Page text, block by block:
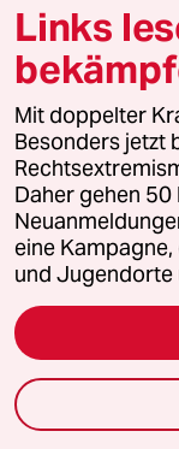
wir
2:1
Links
Mit doppelter
Besonders jetzt
Daher gehen 50
eine
und Jugendorte